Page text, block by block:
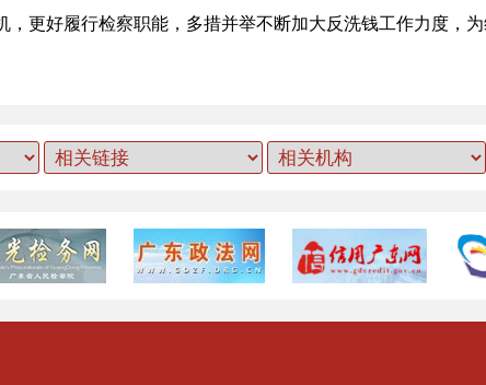
更好履行检察职能，多措并举不断加大反洗钱工作力度，